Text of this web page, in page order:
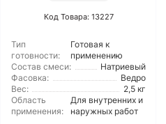
Код Товара: 13227
Тип
готовности:
Готовая к
применению
Состав смеси:
Натриевый
Фасовка:
Ведро
Вес:
2,5 кг
Область
применения:
Для внутренних и
наружных работ